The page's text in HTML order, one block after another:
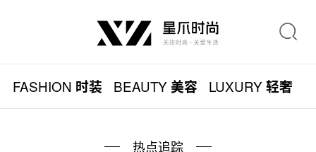
FASHION 时装 BEAUTY美容 LUXURY轻奢
热点追踪